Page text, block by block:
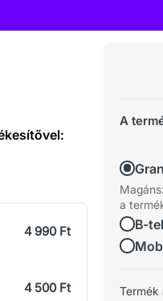
4 990 Ft
4 500 Ft
A
a
B-
Termék